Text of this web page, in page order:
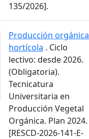
135/2026].
Producción orgánica
hortícola . Ciclo
lectivo: desde 2026.
(Obligatoria).
Tecnicatura
Universitaria en
Producción Vegetal
Orgánica. Plan 2024.
[RESCD-2026-141-E-